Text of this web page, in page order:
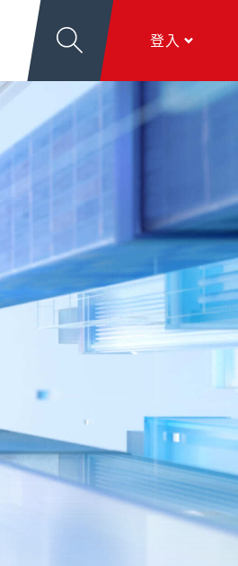
、文件下載
新．光合作用、
加入新
登入
個人網銀
香港網銀
全球金融網
全方位代收網
金融友善服務專
區